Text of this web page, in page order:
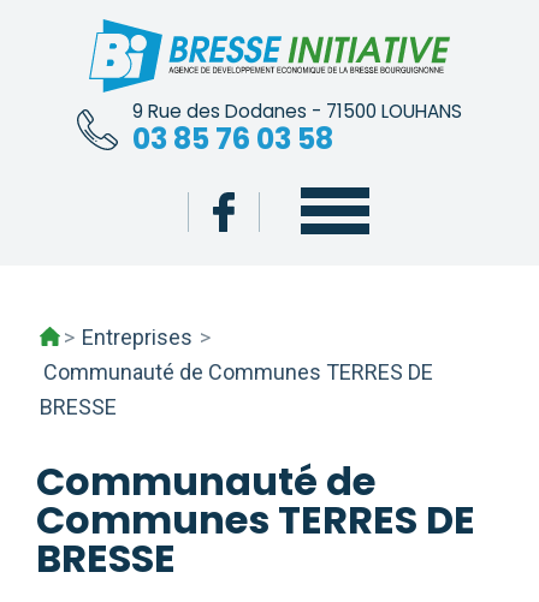
9 Rue des Dodanes - 71500 LOUHANS
03 85 76 03 58
> Entreprises >
Communauté de Communes TERRES DE
BRESSE
Communauté de
Communes TERRES DE
BRESSE